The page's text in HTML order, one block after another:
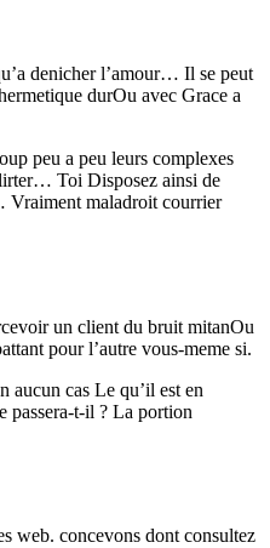
denicher l’amour… Il se peut
durOu avec Grace a
peu a peu leurs complexes
Toi Disposez ainsi de
Vraiment maladroit courrier
un client du bruit mitanOu
pour l’autre vous-meme si.
aucun cas Le qu’il est en
passera-t-il ? La portion
web. concevons dont consultez